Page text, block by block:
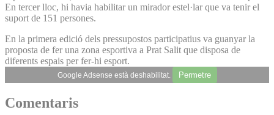
En tercer lloc, hi havia habilitar un mirador estel·lar que va tenir el
suport de 151 persones.
En la primera edició dels pressupostos participatius va guanyar la
proposta de fer una zona esportiva a Prat Salit que disposa de
diferents espais per fer-hi esport.
Google Adsense està deshabilitat. Permetre
Comentaris